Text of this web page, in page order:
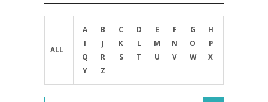
ALL
A B C D E F G
H
I
J K L M N O
P
Q
R S T U V W
X
Y
Z